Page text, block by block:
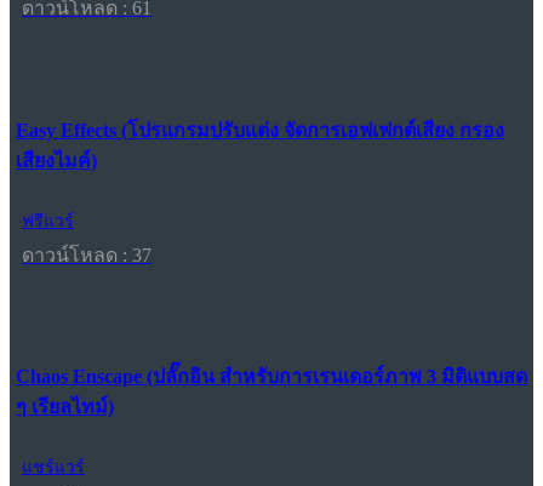
ดาวน์โหลด : 61
Easy Effects (โปรแกรมปรับแต่ง จัดการเอฟเฟกต์เสียง กรอง
เสียงไมค์)
ฟรีแวร์
ดาวน์โหลด : 37
Chaos Enscape (ปลั๊กอิน สำหรับการเรนเดอร์ภาพ 3 มิติแบบสด
ๆ เรียลไทม์)
แชร์แวร์